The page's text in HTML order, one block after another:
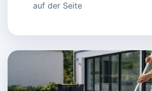
auf der Seite